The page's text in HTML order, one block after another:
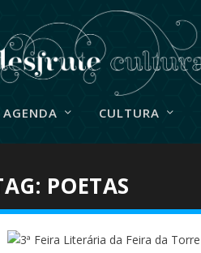
AGENDA CULTURA
POETAS